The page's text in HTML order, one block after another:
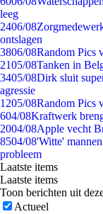
leeg
2406/08
ontslagen
3806/08Random Pics
2105/08Tanken in
3405/08Dirk sluit
agressie
1205/08Random Pics
604/08Kraftwerk
2004/08Apple vecht
8504/08'Witte'
probleem
Laatste items
Laatste items
Toon berichten uit
Actueel